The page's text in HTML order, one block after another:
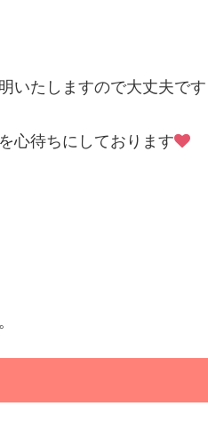
いたしますので大丈夫で
心待ちにしております